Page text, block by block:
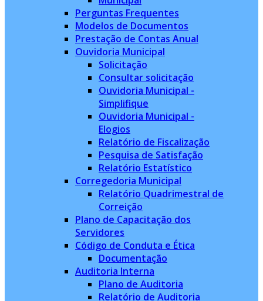
Perguntas Frequentes
Modelos de Documentos
Prestação de Contas Anual
Ouvidoria Municipal
Solicitação
Consultar solicitação
Ouvidoria Municipal -
Simplifique
Ouvidoria Municipal -
Elogios
Relatório de Fiscalização
Pesquisa de Satisfação
Relatório Estatístico
Corregedoria Municipal
Relatório Quadrimestral de
Correição
Plano de Capacitação dos
Servidores
Código de Conduta e Ética
Documentação
Auditoria Interna
Plano de Auditoria
Relatório de Auditoria